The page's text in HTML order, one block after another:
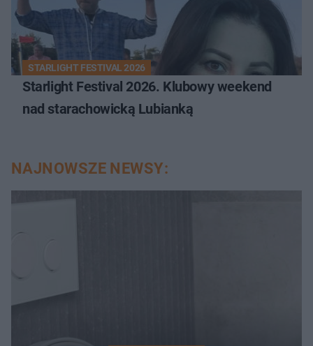
STARLIGHT FESTIVAL 2026
Starlight Festival 2026. Klubowy weekend
nad starachowicką Lubianką
NAJNOWSZE NEWSY: